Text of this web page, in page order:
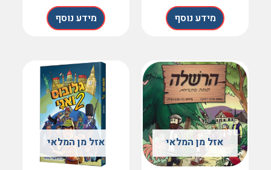
מידע נוסף מידע נוסף
אזל מן המלאי אזל מן המלאי